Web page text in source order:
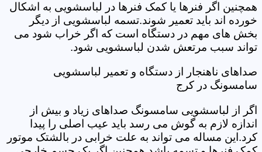
همچنین اگر فنرها یا کمک فنرها در لباسشویی به اشکال
خورده اند باید تعمیر شوند.تسمه لباسشویی از دیگر
بخش های مهم در دستگاه است که اگر خراب شود می
تواند سبب مرتعش شدن لباسشویی شود.
صداهای ناهنجار از دستگاه و تعمیر لباسشویی
سامسونگ در کرج
اگر از لباسشویی سامسونگ صداهای زیاد و بیش از
اندازه لازم به گوش می رسد باید عیب اصلی را پیدا
کرد.این مساله می تواند به علت خرابی در بالشتک موتور